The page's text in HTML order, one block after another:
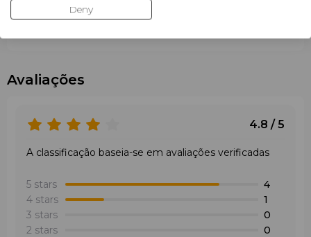
contínuo de overgrips.
Avaliações
4.8 / 5
A classificação baseia-se em avaliações verificadas
5 stars
4
4 stars
1
3 stars
0
2 stars
0
Deny